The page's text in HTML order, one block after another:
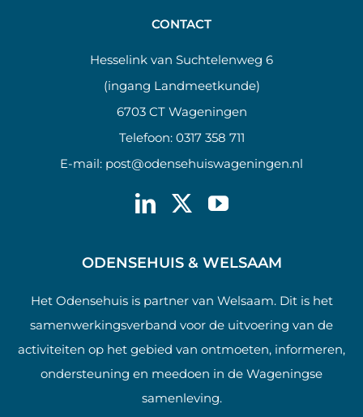
CONTACT
Hesselink van Suchtelenweg 6
(ingang Landmeetkunde)
6703 CT Wageningen
Telefoon: 0317 358 711
E-mail: post@odensehuiswageningen.nl
ODENSEHUIS & WELSAAM
Het Odensehuis is partner van Welsaam. Dit is het
samenwerkingsverband voor de uitvoering van de
activiteiten op het gebied van ontmoeten, informeren,
ondersteuning en meedoen in de Wageningse
samenleving.